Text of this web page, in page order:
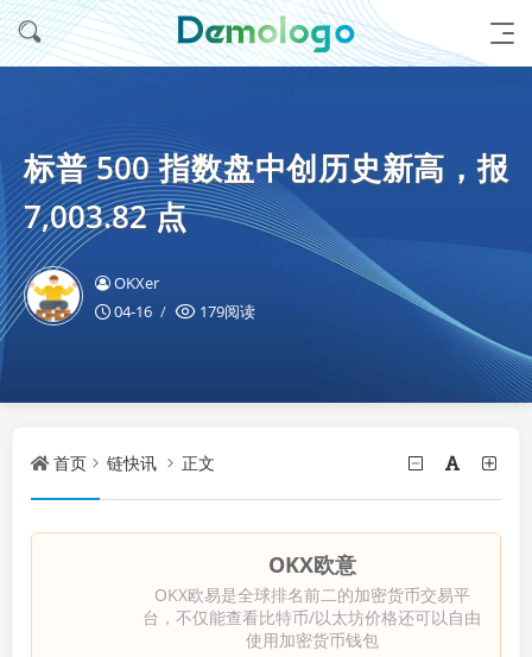
标普 500 指数盘中创历史新高，报
7,003.82 点
OKXer
04-16
179阅读
首页 链快讯 正文
OKX欧意
OKX欧易是全球排名前二的加密货币交易平
台，不仅能查看比特币/以太坊价格还可以自由
使用加密货币钱包